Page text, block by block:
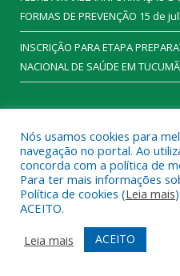
FORMAS DE PREVENÇÃO 15 de
INSCRIÇÃO PARA ETAPA
NACIONAL DE SAÚDE EM TUCUMÃ
Boletins COVID-19
Galeria de Eventos
História e Memória
Nós usamos cookies para
navegação no portal. Ao
concorda com a política de
Para ter mais informações
Política de cookies (Leia mais
ACEITO.
Leia mais
ACEITO